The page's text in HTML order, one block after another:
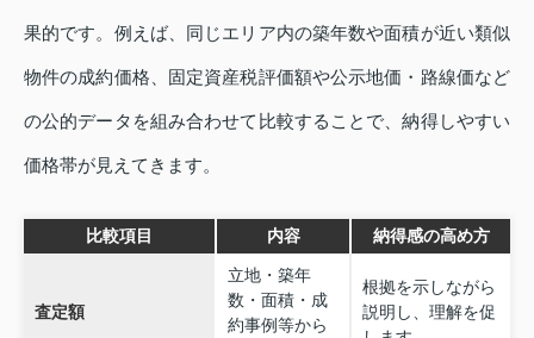
果的です。例えば、同じエリア内の築年数や面積が近い類似
物件の成約価格、固定資産税評価額や公示地価・路線価など
の公的データを組み合わせて比較することで、納得しやすい
価格帯が見えてきます。
比較項目 内容 納得感の高め方
査定額
立地・築年
数・面積・成
約事例等から
根拠を示しながら
説明し、理解を促